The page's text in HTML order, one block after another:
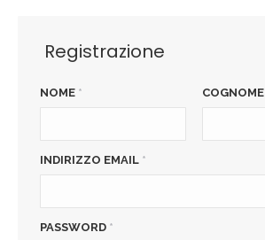
Registrazione
NOME * COGNOME
INDIRIZZO EMAIL *
PASSWORD *